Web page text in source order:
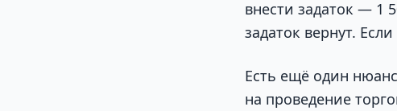
внести задаток — 1
задаток вернут.
Есть ещё один
на проведение